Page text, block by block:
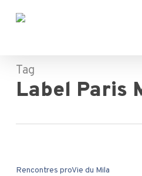
Tag
Label Paris
Barbès
Rencontres proVie du Mila